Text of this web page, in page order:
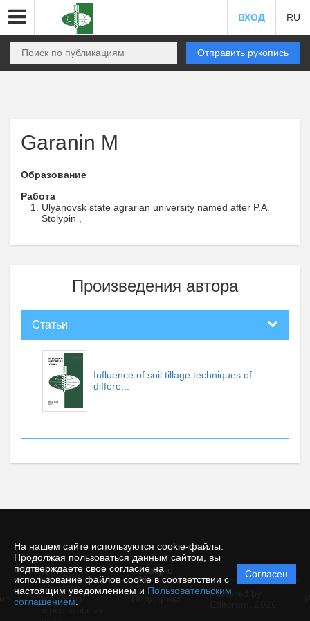
На нашем сайте используются cookie-файлы.
Продолжая пользоваться данным сайтом, вы
подтверждаете свое согласие на
использование файлов cookie в соответствии с
настоящим уведомлением и Пользовательским
соглашением
Согласен
ВХОД RU
Отправить рукопись
Garanin M
Образование
Работа
Ulyanovsk state agrarian university named after P.A.
Stolypin ,
Произведения автора
Статьи
Influence of soil tillage techniques of
differe...
© iacj.ru
Политика
защиты и
обработки
Powered by